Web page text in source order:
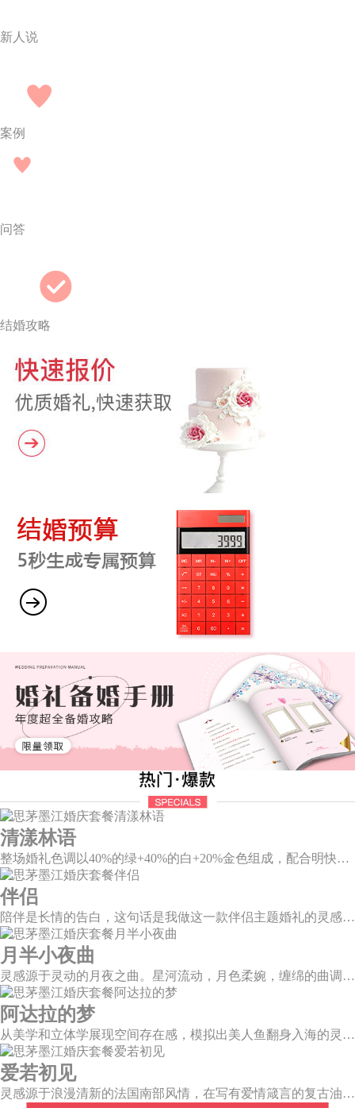
新人说
案例
问答
结婚攻略
清漾林语
整场婚礼色调以40%的绿+40%的白+20%金色组成，配合明快的色调流露出生机盎然，既维持极简线条设计感，又巧妙把握住视觉情绪。
伴侣
陪伴是长情的告白，这句话是我做这一款伴侣主题婚礼的灵感。今年大热的珊瑚橙带来了一如陪伴的温暖和细腻，半圆为载体的发光情侣头像深情对望，一起组成完整的圆环，一如初见时的美好，又似陪伴一生的美满。
月半小夜曲
灵感源于灵动的月夜之曲。星河流动，月色柔婉，缠绵的曲调自花叶间隐隐传来，撩人心弦。
阿达拉的梦
从美学和立体学展现空间存在感，模拟出美人鱼翻身入海的灵动意韵，将视觉效果铺延至海平面，既交织出柔和梦幻质感，又如浪花般波光伏动，熠熠闪耀。
爱若初见
灵感源于浪漫清新的法国南部风情，在写有爱情箴言的复古油画卷轴前，互诉诺言，相守一生。